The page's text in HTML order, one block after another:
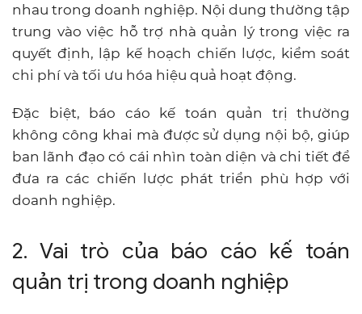
nhau trong doanh nghiệp. Nội dung thường tập
trung vào việc hỗ trợ nhà quản lý trong việc ra
quyết định, lập kế hoạch chiến lược, kiểm soát
chi phí và tối ưu hóa hiệu quả hoạt động.
Đặc biệt, báo cáo kế toán quản trị thường
không công khai mà được sử dụng nội bộ, giúp
ban lãnh đạo có cái nhìn toàn diện và chi tiết để
đưa ra các chiến lược phát triển phù hợp với
doanh nghiệp.
2. Vai trò của báo cáo kế toán
quản trị trong doanh nghiệp